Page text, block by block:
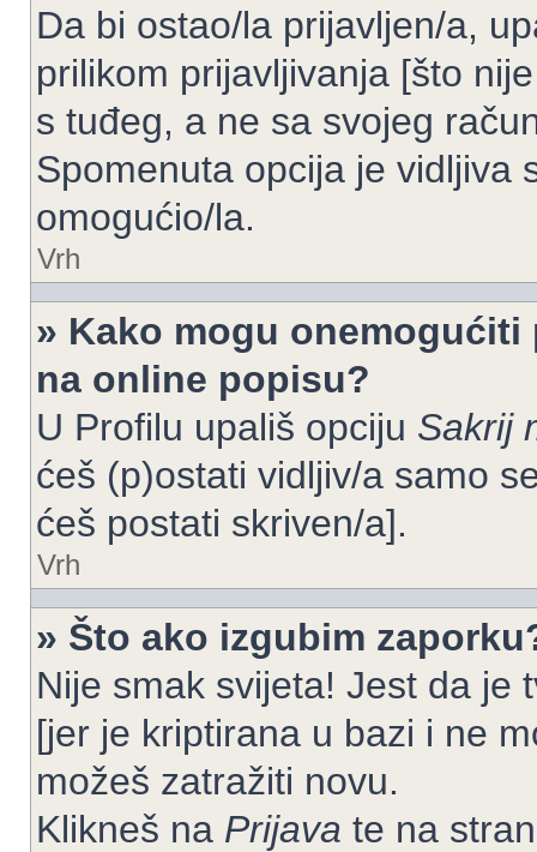
Da bi ostao/la prijavljen/a,
prilikom prijavljivanja [što
s tuđeg, a ne sa svojeg
Spomenuta opcija je vidljiva
omogućio/la.
Vrh
» Kako mogu
na online popisu?
U Profilu upališ opciju Sakrij
ćeš (p)ostati vidljiv/a samo
ćeš postati skriven/a].
Vrh
» Što ako izgubim
Nije smak svijeta! Jest da je
[jer je kriptirana u bazi i ne
možeš zatražiti novu.
Klikneš na Prijava te na